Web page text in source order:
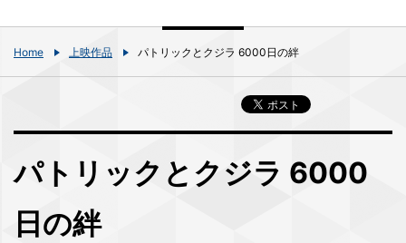
Home 上映作品 パトリックとクジラ 6000日の絆
パトリックとクジラ 6000
日の絆